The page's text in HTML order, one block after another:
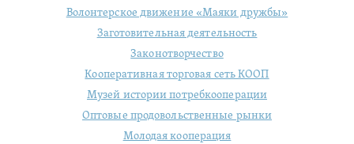
Волонтерское движение «Маяки дружбы»
Заготовительная деятельность
Законотворчество
Кооперативная торговая сеть КООП
Музей истории потребкооперации
Оптовые продовольственные рынки
Молодая кооперация